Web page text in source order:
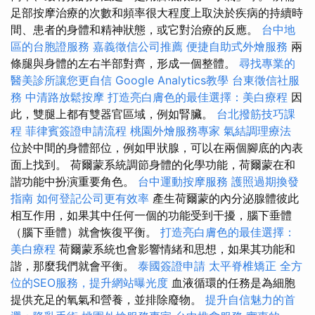
足部按摩治療的次數和頻率很大程度上取決於疾病的持續時
間、患者的身體和精神狀態，或它對治療的反應。 台中地
區的台胞證服務 嘉義徵信公司推薦 便捷自助式外燴服務 兩
條腿與身體的左右半部對齊，形成一個整體。 尋找專業的
醫美診所讓您更自信 Google Analytics教學 台東徵信社服
務 中清路放鬆按摩 打造亮白膚色的最佳選擇：美白療程 因
此，雙腿上都有雙器官區域，例如腎臟。 台北撥筋技巧課
程 菲律賓簽證申請流程 桃園外燴服務專家 氣結調理療法
位於中間的身體部位，例如甲狀腺，可以在兩個腳底的內表
面上找到。 荷爾蒙系統調節身體的化學功能，荷爾蒙在和
諧功能中扮演重要角色。 台中運動按摩服務 護照過期換發
指南 如何登記公司更有效率 產生荷爾蒙的內分泌腺體彼此
相互作用，如果其中任何一個的功能受到干擾，腦下垂體
（腦下垂體）就會恢復平衡。 打造亮白膚色的最佳選擇：
美白療程 荷爾蒙系統也會影響情緒和思想，如果其功能和
諧，那麼我們就會平衡。 泰國簽證申請 太平脊椎矯正 全方
位的SEO服務，提升網站曝光度 血液循環的任務是為細胞
提供充足的氧氣和營養，並排除廢物。 提升自信魅力的首